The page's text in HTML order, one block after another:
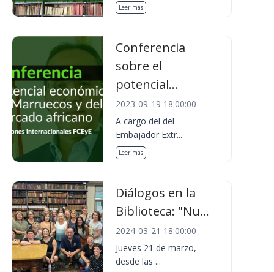
Leer más
Conferencia
sobre el
potencial...
2023-09-19 18:00:00
A cargo del del
Embajador Extr...
Leer más
Diálogos en la
Biblioteca: "Nu...
2024-03-21 18:00:00
Jueves 21 de marzo,
desde las ...